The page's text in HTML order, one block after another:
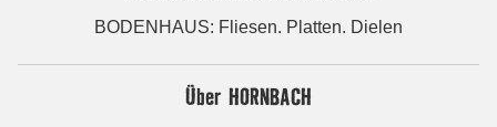
BODENHAUS: Fliesen. Platten. Dielen
Über HORNBACH